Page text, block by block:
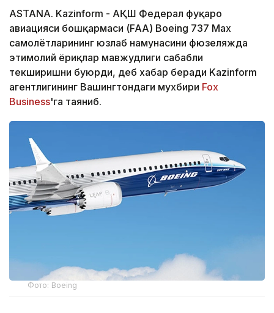
ASTANA. Kazinform - АҚШ Федерал фуқаро
авиацияси бошқармаси (FAA) Boeing 737 Max
самолётларининг юзлаб намунасини фюзеляжда
эҳтимолий ёриқлар мавжудлиги сабабли
текширишни буюрди, деб хабар беради Kazinform
агентлигининг Вашингтондаги мухбири Fox
Business'га таяниб.
Фото: Boeing